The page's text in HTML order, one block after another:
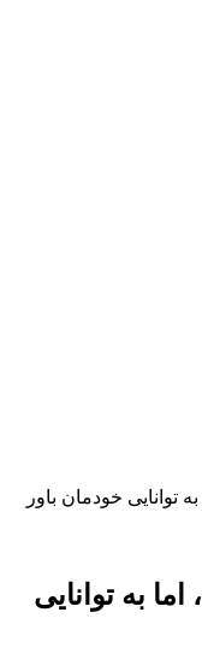
توانایی خودمان باور
به توانایی